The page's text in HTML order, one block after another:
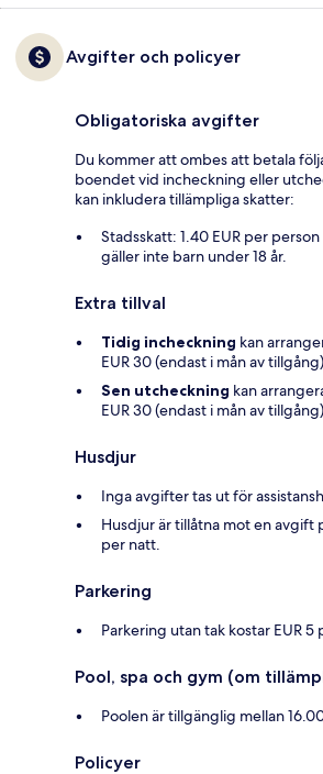
Avgifter och policyer
Obligatoriska avgifter
Du kommer att ombes att betala
boendet vid incheckning eller
kan inkludera tillämpliga skatter:
Stadsskatt: 1.40 EUR per
gäller inte barn under 18 år.
Extra tillval
Tidig incheckning kan
EUR 30 (endast i mån av
Sen utcheckning kan
EUR 30 (endast i mån av
Husdjur
Inga avgifter tas ut för
Husdjur är tillåtna mot en avgift
per natt.
Parkering
Parkering utan tak kostar EUR 5
Pool, spa och gym (om
Poolen är tillgänglig mellan
Policyer